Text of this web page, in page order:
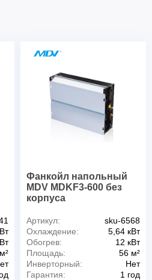
Фанкойл напольный
MDV MDKF3-600 без
корпуса
Артикул:
sku-6568
Охлаждение:
5,64 кВт
Обогрев:
12 кВт
Площадь:
56 м²
Инверторный:
Нет
Гарантия:
1 год